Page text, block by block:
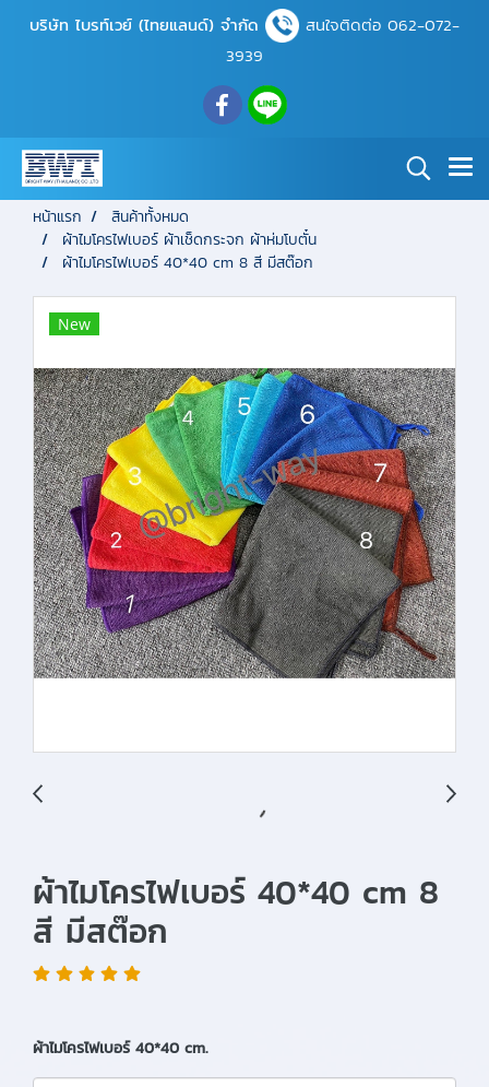
บริษัท ไบรท์เวย์ (ไทยแลนด์) จำกัด
สนใจติดต่อ 062-072-
3939
หน้าแรก
สินค้าทั้งหมด
ผ้าไมโครไฟเบอร์ ผ้าเช็ดกระจก ผ้าห่มโบตั๋น
ผ้าไมโครไฟเบอร์ 40*40 cm 8 สี มีสต๊อก
New
ผ้าไมโครไฟเบอร์ 40*40 cm 8
สี มีสต๊อก
ผ้าไมโครไฟเบอร์ 40*40 cm.